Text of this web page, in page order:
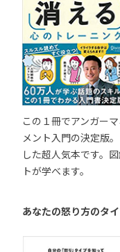
この１冊でアンガー
メント入門の決定版
した超人気本です。
トが学べます。
あなたの怒り方のタ